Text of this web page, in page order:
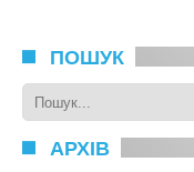
ПОШУК
АРХІВ